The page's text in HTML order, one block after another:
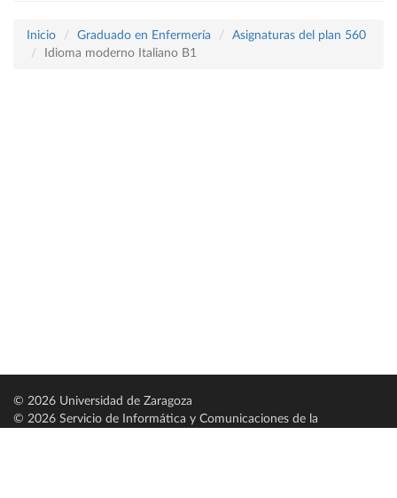
Inicio Graduado en Enfermería
Asignaturas del plan 560
Idioma moderno Italiano B1
© 2026 Universidad de Zaragoza
© 2026 Servicio de Informática y Comunicaciones de la